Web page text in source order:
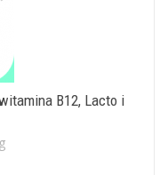
B12, Lacto i